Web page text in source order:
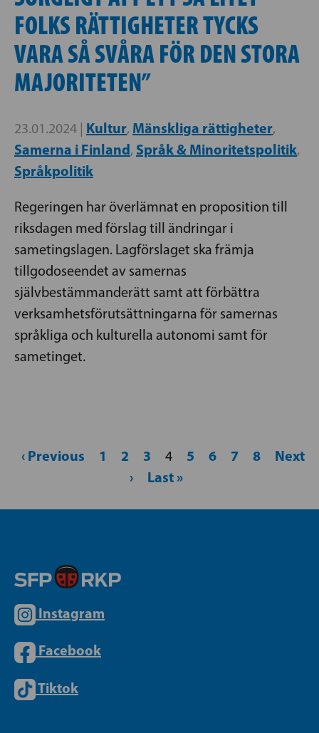
FOLKS RÄTTIGHETER TYCKS
VARA SÅ SVÅRA FÖR DEN STORA
MAJORITETEN”
23.01.2024 | Kultur, Mänskliga rättigheter,
Samerna i Finland, Språk & Minoritetspolitik,
Språkpolitik
Regeringen har överlämnat en proposition till
riksdagen med förslag till ändringar i
sametingslagen. Lagförslaget ska främja
tillgodoseendet av samernas
självbestämmanderätt samt att förbättra
verksamhetsförutsättningarna för samernas
språkliga och kulturella autonomi samt för
sametinget.
‹ Previous 1 2 3 4 5 6 7 8
Next
›
Last »
Instagram
Facebook
Tiktok